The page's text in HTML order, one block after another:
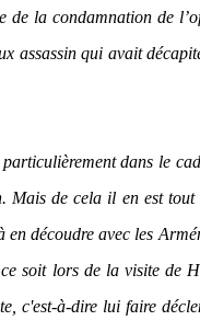
de la condamnation de
assassin qui avait
dans le
Mais de cela il en est
découdre avec les
ce soit lors de la visite de
c'est-à-dire lui faire